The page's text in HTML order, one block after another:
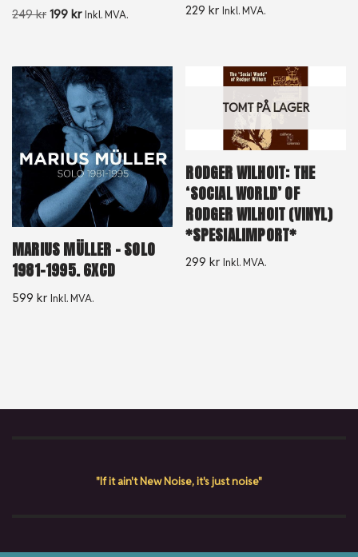
249kr 199 kr Inkl. MVA. 229kr Inkl. MVA.
MARIUS MÜLLER ‎– SOLO
1981-1995. 6XCD
599 kr Inkl. MVA.
TOMT PÅ LAGER
RODGER WILHOIT: THE
‘SOCIAL WORLD’ OF
RODGER WILHOIT (VINYL)
*SPESIALIMPORT*
299kr Inkl. MVA.
"If it ain't New Noise, it's just noise"